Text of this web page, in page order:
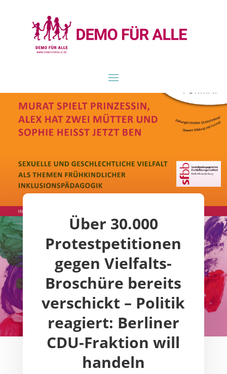
Über 30.000
Protestpetitionen
gegen Vielfalts-
Broschüre bereits
verschickt – Politik
reagiert: Berliner
CDU-Fraktion will
handeln